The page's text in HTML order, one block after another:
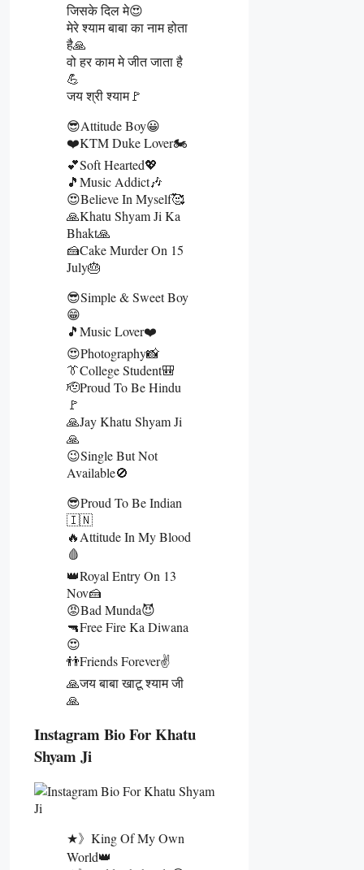
जिसके दिल मे😍
मेरे श्याम बाबा का नाम होता
है🙏
वो हर काम मे जीत जाता है
💪
जय श्री श्याम🚩
😎Attitude Boy😀
❤️KTM Duke Lover🏍️
💕Soft Hearted💖
🎵Music Addict🎶
😍Believe In Myself🥰
🙏Khatu Shyam Ji Ka
Bhakt🙏
🍰Cake Murder On 15
July🎂
😎Simple & Sweet Boy
😁
🎵Music Lover❤️
😍Photography📸
👔College Student🎒
🫡Proud To Be Hindu
🚩
🙏Jay Khatu Shyam Ji
🙏
😉Single But Not
Available🚫
😎Proud To Be Indian
🇮🇳
🔥Attitude In My Blood
🩸
👑Royal Entry On 13
Nov🍰
😡Bad Munda😈
🔫Free Fire Ka Diwana
😍
👬Friends Forever✌️
🙏जय बाबा खाटू श्याम जी
🙏
Instagram Bio For Khatu
Shyam Ji
★》King Of My Own
World👑